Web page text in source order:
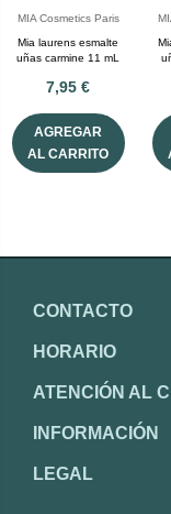
MIA Cosmetics Paris
Mia laurens esmalte
uñas carmine 11 mL
7,95 €
AGREGAR
AL CARRITO
CONTACTO
HORARIO
ATENCIÓN AL
INFORMACIÓN
LEGAL